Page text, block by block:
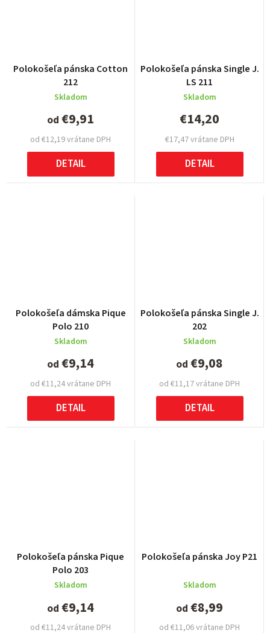
Polokošeľa pánska Cotton
212
Skladom
od €12,19 vrátane DPH
od €9,91
DETAIL
Polokošeľa pánska Single J.
LS 211
Skladom
€17,47 vrátane DPH
€14,20
DETAIL
Polokošeľa dámska Pique
Polo 210
Skladom
od €11,24 vrátane DPH
od €9,14
DETAIL
Polokošeľa pánska Single J.
202
Skladom
od €11,17 vrátane DPH
od €9,08
DETAIL
Polokošeľa pánska Pique
Polo 203
Skladom
od €11,24 vrátane DPH
od €9,14
Polokošeľa pánska Joy P21
Skladom
od €11,06 vrátane DPH
od €8,99